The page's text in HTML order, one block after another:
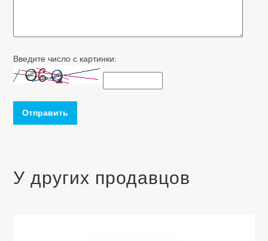
Введите число с картинки:
Отправить
У других продавцов